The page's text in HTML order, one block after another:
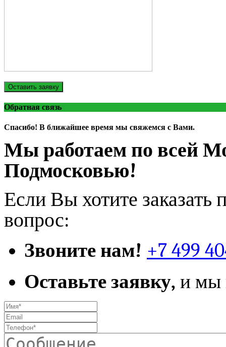
Оставить заявку
Обратная связь
Спасибо! В ближайшее время мы свяжемся с Вами.
Мы работаем по всей
Подмосковью!
Если Вы хотите заказать
вопрос:
Звоните нам! +7 499
Оставьте заявку, и мы